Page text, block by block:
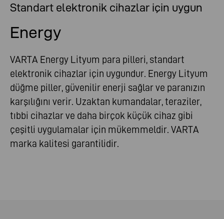
Standart elektronik cihazlar için uygun
Energy
VARTA Energy Lityum para pilleri, standart
elektronik cihazlar için uygundur. Energy Lityum
düğme piller, güvenilir enerji sağlar ve paranızın
karşılığını verir. Uzaktan kumandalar, teraziler,
tıbbi cihazlar ve daha birçok küçük cihaz gibi
çeşitli uygulamalar için mükemmeldir. VARTA
marka kalitesi garantilidir.